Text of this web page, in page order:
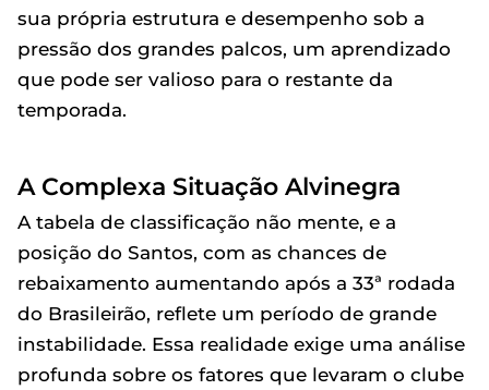
sua própria estrutura e desempenho sob a
pressão dos grandes palcos, um aprendizado
que pode ser valioso para o restante da
temporada.
A Complexa Situação Alvinegra
A tabela de classificação não mente, e a
posição do Santos, com as chances de
rebaixamento aumentando após a 33ª rodada
do Brasileirão, reflete um período de grande
instabilidade. Essa realidade exige uma análise
profunda sobre os fatores que levaram o clube